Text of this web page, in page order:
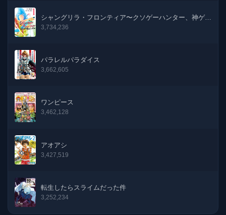
123話 25-10-2024
121話
119話
117話
116話
115話
シャングリラ・フロンティア〜クソゲーハンター、神ゲー
に挑まんとす〜
3,734,236
パラレルパラダイス
3,662,605
ワンピース
3,462,128
アオアシ
3,427,519
転生したらスライムだった件
3,252,234